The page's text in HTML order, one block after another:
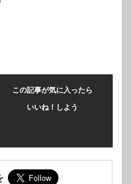
この記事が気に入ったら
いいね！しよう